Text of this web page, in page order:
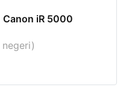
Canon iR 5000